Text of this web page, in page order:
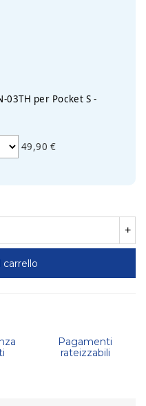
03TH per Pocket S -
49,90 €
+
Pagamenti
rateizzabili